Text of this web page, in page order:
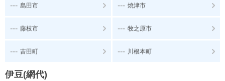
--- 島田市 --- 焼津市
--- 藤枝市 --- 牧之原市
--- 吉田町 --- 川根本町
伊豆(網代)